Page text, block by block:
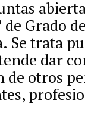
de Grado
Se trata
dar
de otros